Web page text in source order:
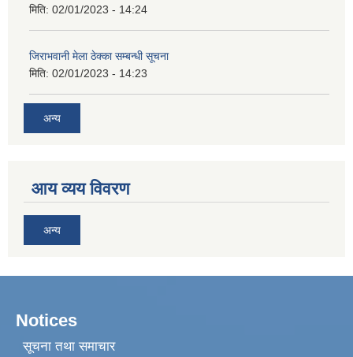
मिति: 02/01/2023 - 14:24
जिराभवानी मेला ठेक्का सम्बन्धी सूचना
मिति: 02/01/2023 - 14:23
अन्य
आय व्यय विवरण
अन्य
Notices
सूचना तथा समाचार